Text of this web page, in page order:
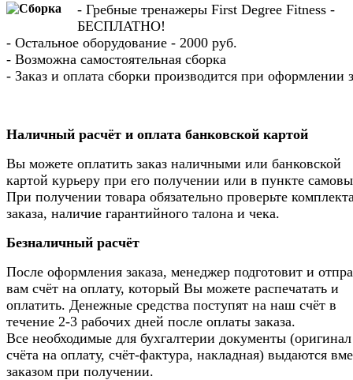
- Гребные тренажеры First Degree Fitness -
БЕСПЛАТНО!
- Остальное оборудование - 2000 руб.
- Возможна самостоятельная сборка
- Заказ и оплата сборки производится при оформлении
Наличный расчёт и оплата банковской картой
Вы можете оплатить заказ наличными или банковской
картой курьеру при его получении или в пункте
При получении товара обязательно проверьте
заказа, наличие гарантийного талона и чека.
Безналичный расчёт
После оформления заказа, менеджер подготовит и
вам счёт на оплату, который Вы можете распечатать и
оплатить. Денежные средства поступят на наш счёт в
течение 2-3 рабочих дней после оплаты заказа.
Все необходимые для бухгалтерии документы (оригинал
счёта на оплату, счёт-фактура, накладная) выдаются
заказом при получении.